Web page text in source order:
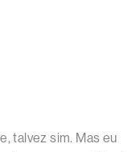
talvez sim. Mas eu